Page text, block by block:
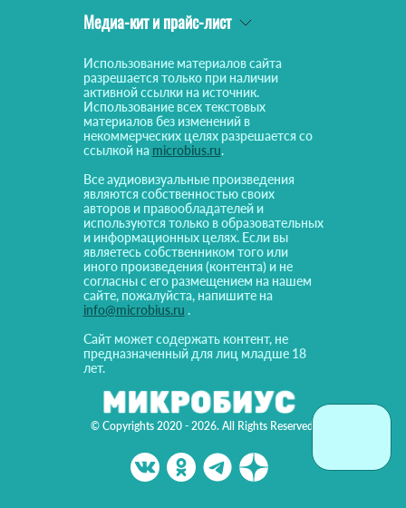
© Copyrights 2020 - 2026. All Rights Reserved!
Медиа-кит и прайс-лист
Использование материалов сайта
разрешается только при наличии
активной ссылки на источник.
Использование всех текстовых
материалов без изменений в
некоммерческих целях разрешается со
ссылкой на microbius.ru.
Все аудиовизуальные произведения
являются собственностью своих
авторов и правообладателей и
используются только в образовательных
и информационных целях. Если вы
являетесь собственником того или
иного произведения (контента) и не
согласны с его размещением на нашем
сайте, пожалуйста, напишите на
info@microbius.ru .
Сайт может содержать контент, не
предназначенный для лиц младше 18
лет.